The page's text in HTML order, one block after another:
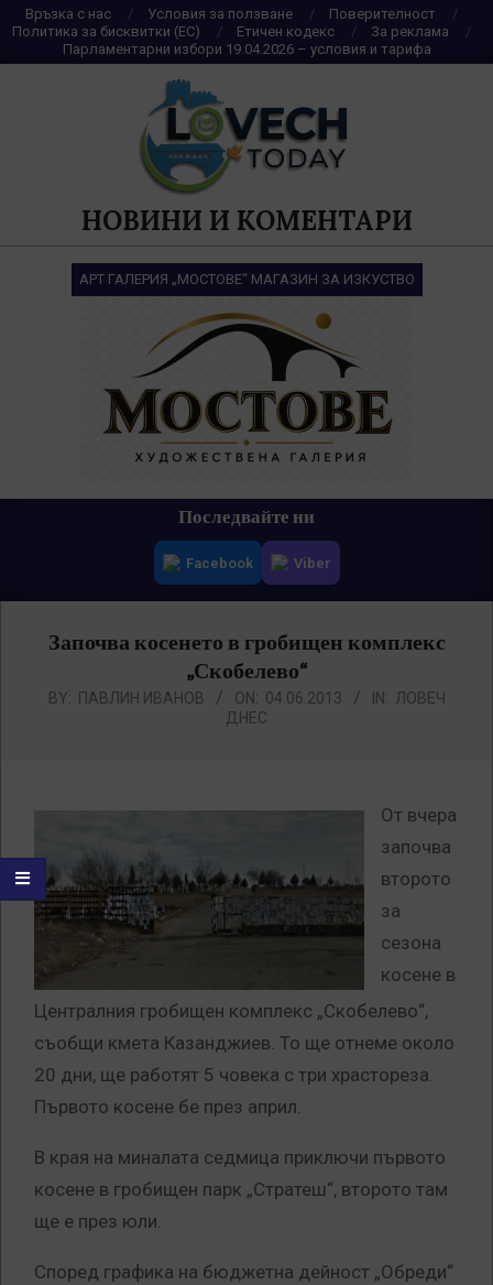
Skip
to
content
Връзка с нас Условия за ползване
Поверителност
Политика за бисквитки (ЕС)
Етичен кодекс
За реклама
Парламентарни избори 19.04.2026 – условия и тарифа
НОВИНИ И КОМЕНТАРИ
АРТ ГАЛЕРИЯ „МОСТОВЕ“ МАГАЗИН ЗА ИЗКУСТВО
Последвайте ни
Facebook Viber
Започва косенето в гробищен комплекс
„Скобелево“
BY: ПАВЛИН ИВАНОВ ON: 04.06.2013 IN: ЛОВЕЧ
ДНЕС
От вчера
започва
второто
за
сезона
косене в
Централния гробищен комплекс „Скобелево“,
съобщи кмета Казанджиев. То ще отнеме около
20 дни, ще работят 5 човека с три храстореза.
Първото косене бе през април.
В края на миналата седмица приключи първото
косене в гробищен парк „Стратеш“, второто там
ще е през юли.
Според графика на бюджетна дейност „Обреди“